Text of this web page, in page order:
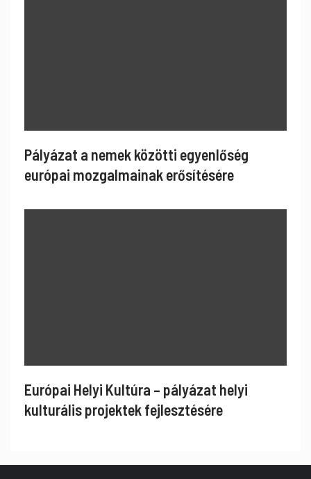
Pályázat a nemek közötti egyenlőség
európai mozgalmainak erősítésére
Európai Helyi Kultúra – pályázat helyi
kulturális projektek fejlesztésére